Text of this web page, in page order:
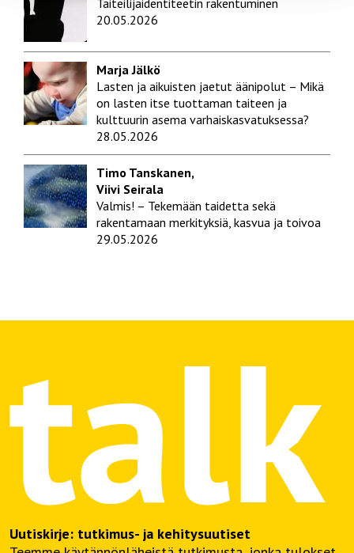
Taiteilijaidentiteetin rakentuminen
20.05.2026
Marja Jälkö
Lasten ja aikuisten jaetut äänipolut – Mikä
on lasten itse tuottaman taiteen ja
kulttuurin asema varhaiskasvatuksessa?
28.05.2026
Timo Tanskanen,
Viivi Seirala
Valmis! – Tekemään taidetta sekä
rakentamaan merkityksiä, kasvua ja toivoa
29.05.2026
Uutiskirje: tutkimus- ja kehitysuutiset